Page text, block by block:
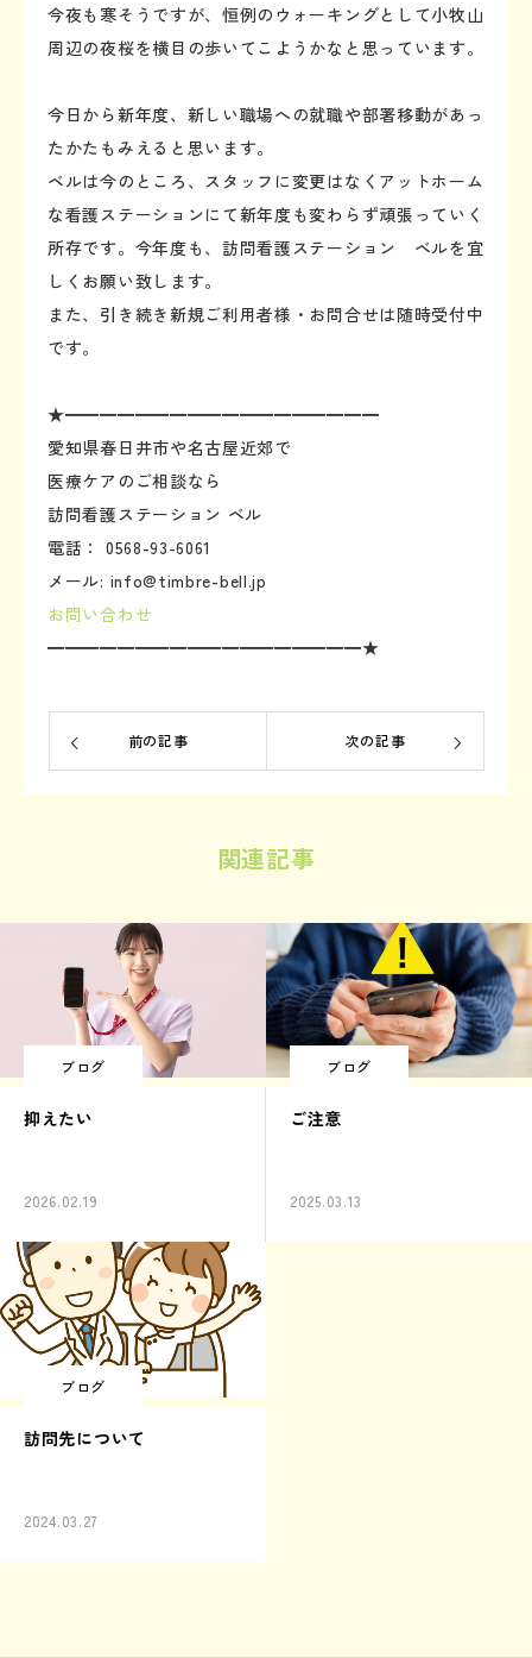
今夜も寒そうですが、恒例のウォーキングとして小牧山
周辺の夜桜を横目の歩いてこようかなと思っています。
今日から新年度、新しい職場への就職や部署移動があっ
たかたもみえると思います。
ベルは今のところ、スタッフに変更はなくアットホーム
な看護ステーションにて新年度も変わらず頑張っていく
所存です。今年度も、訪問看護ステーション ベルを宜
しくお願い致します。
また、引き続き新規ご利用者様・お問合せは随時受付中
です。
★━━━━━━━━━━━━━━━━━━
愛知県春日井市や名古屋近郊で
医療ケアのご相談なら
訪問看護ステーション ベル
電話： 0568-93-6061
メール: info@timbre-bell.jp
お問い合わせ
━━━━━━━━━━━━━━━━━━★
前の記事 次の記事
関連記事
ブログ
抑えたい
2026.02.19
ブログ
ご注意
2025.03.13
ブログ
訪問先について
2024.03.27